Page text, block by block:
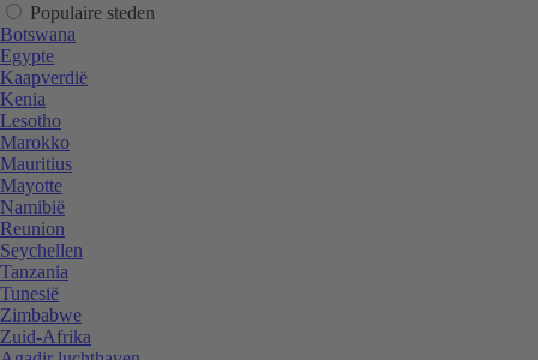
Populaire steden
Botswana
Egypte
Kaapverdië
Kenia
Lesotho
Marokko
Mauritius
Mayotte
Namibië
Reunion
Seychellen
Tanzania
Tunesië
Zimbabwe
Zuid-Afrika